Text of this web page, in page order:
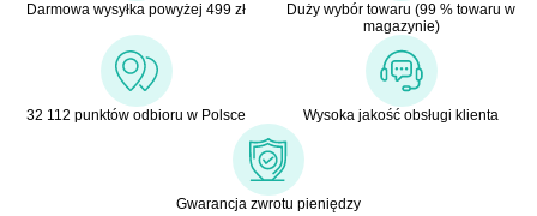
Darmowa wysyłka powyżej 499 zł
Duży wybór towaru (99 % towaru w
magazynie)
32 112 punktów odbioru w Polsce Wysoka jakość obsługi klienta
Gwarancja zwrotu pieniędzy